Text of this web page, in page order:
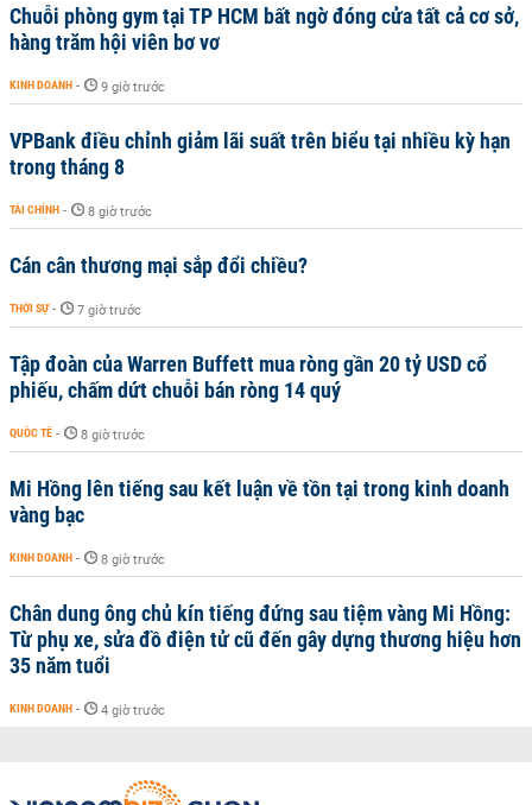
Chuỗi phòng gym tại TP HCM bất ngờ đóng cửa tất cả cơ sở,
hàng trăm hội viên bơ vơ
KINH DOANH - 9 giờ trước
VPBank điều chỉnh giảm lãi suất trên biểu tại nhiều kỳ hạn
trong tháng 8
TÀI CHÍNH - 8 giờ trước
Cán cân thương mại sắp đổi chiều?
THỜI SỰ - 7 giờ trước
Tập đoàn của Warren Buffett mua ròng gần 20 tỷ USD cổ
phiếu, chấm dứt chuỗi bán ròng 14 quý
QUỐC TẾ - 8 giờ trước
Mi Hồng lên tiếng sau kết luận về tồn tại trong kinh doanh
vàng bạc
KINH DOANH - 8 giờ trước
Chân dung ông chủ kín tiếng đứng sau tiệm vàng Mi Hồng:
Từ phụ xe, sửa đồ điện tử cũ đến gây dựng thương hiệu hơn
35 năm tuổi
KINH DOANH - 4 giờ trước